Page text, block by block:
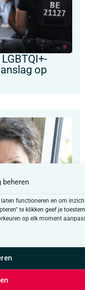
beheren
functioneren en om
te klikken geef je
op elk moment
op